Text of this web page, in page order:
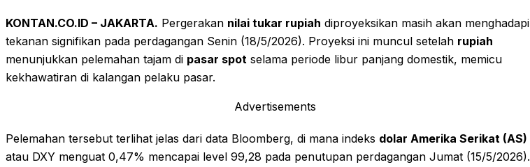
KONTAN.CO.ID – JAKARTA. Pergerakan nilai tukar rupiah diproyeksikan masih akan menghadapi
tekanan signifikan pada perdagangan Senin (18/5/2026). Proyeksi ini muncul setelah rupiah
menunjukkan pelemahan tajam di pasar spot selama periode libur panjang domestik, memicu
kekhawatiran di kalangan pelaku pasar.
Advertisements
Pelemahan tersebut terlihat jelas dari data Bloomberg, di mana indeks dolar Amerika Serikat (AS)
atau DXY menguat 0,47% mencapai level 99,28 pada penutupan perdagangan Jumat (15/5/2026).